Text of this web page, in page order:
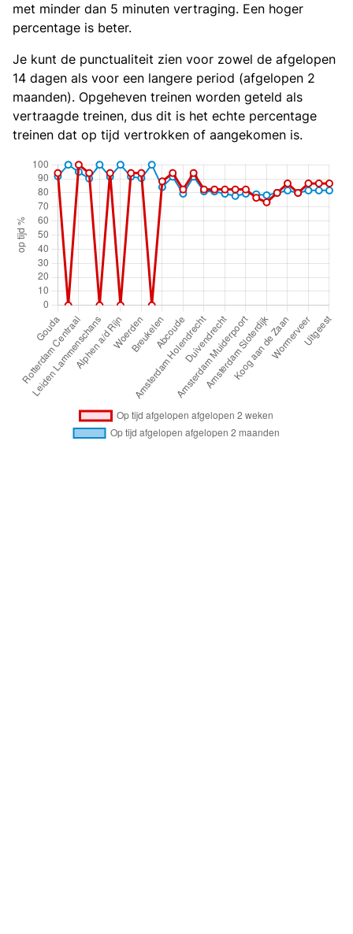
met minder dan 5 minuten vertraging. Een hoger
percentage is beter.
Je kunt de punctualiteit zien voor zowel de afgelopen
14 dagen als voor een langere period (afgelopen 2
maanden). Opgeheven treinen worden geteld als
vertraagde treinen, dus dit is het echte percentage
treinen dat op tijd vertrokken of aangekomen is.